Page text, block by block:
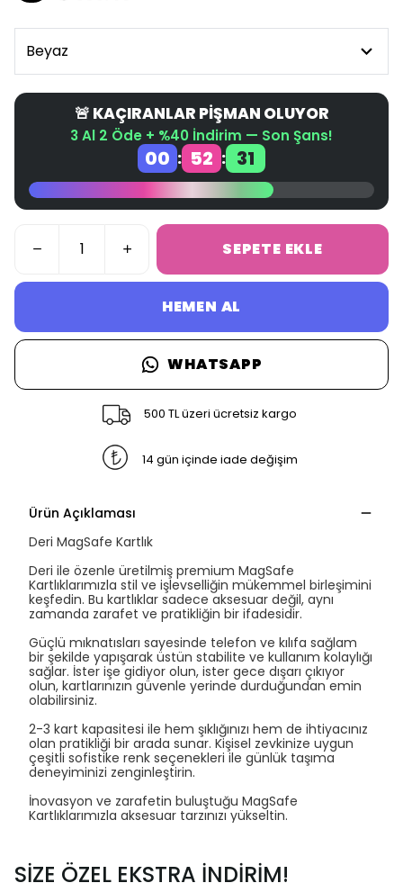
🚨 KAÇIRANLAR PİŞMAN OLUYOR
3 Al 2 Öde + %40 İndirim — Son Şans!
00 : 52 : 31
SEPETE EKLE
HEMEN AL
WHATSAPP
500 TL üzeri ücretsiz kargo
14 gün içinde iade değişim
Ürün Açıklaması
Deri MagSafe Kartlık
Deri ile özenle üretilmiş premium MagSafe
Kartlıklarımızla stil ve işlevselliğin mükemmel birleşimini
keşfedin. Bu kartlıklar sadece aksesuar değil, aynı
zamanda zarafet ve pratikliğin bir ifadesidir.
Güçlü mıknatısları sayesinde telefon ve kılıfa sağlam
bir şekilde yapışarak üstün stabilite ve kullanım kolaylığı
sağlar. İster işe gidiyor olun, ister gece dışarı çıkıyor
olun, kartlarınızın güvenle yerinde durduğundan emin
olabilirsiniz.
2-3 kart kapasitesi ile hem şıklığınızı hem de ihtiyacınız
olan pratikliği bir arada sunar. Kişisel zevkinize uygun
çeşitli sofistike renk seçenekleri ile günlük taşıma
deneyiminizi zenginleştirin.
İnovasyon ve zarafetin buluştuğu MagSafe
Kartlıklarımızla aksesuar tarzınızı yükseltin.
SİZE ÖZEL EKSTRA İNDİRİM!